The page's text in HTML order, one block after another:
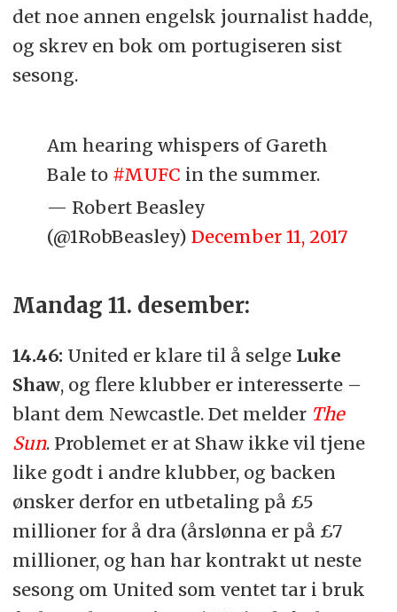
det noe annen engelsk journalist hadde,
og skrev en bok om portugiseren sist
sesong.
Am hearing whispers of Gareth
Bale to #MUFC in the summer.
— Robert Beasley
(@1RobBeasley)December 11, 2017
Mandag 11. desember:
14.46: United er klare til å selge Luke
Shaw, og flere klubber er interesserte –
blant dem Newcastle. Det melder The
Sun. Problemet er at Shaw ikke vil tjene
like godt i andre klubber, og backen
ønsker derfor en utbetaling på £5
millioner for å dra (årslønna er på £7
millioner, og han har kontrakt ut neste
sesong om United som ventet tar i bruk